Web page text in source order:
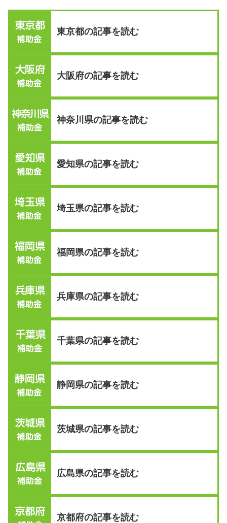
東京都の記事を読む
大阪府の記事を読む
神奈川県の記事を読む
愛知県の記事を読む
埼玉県の記事を読む
福岡県の記事を読む
兵庫県の記事を読む
千葉県の記事を読む
静岡県の記事を読む
茨城県の記事を読む
広島県の記事を読む
京都府の記事を読む